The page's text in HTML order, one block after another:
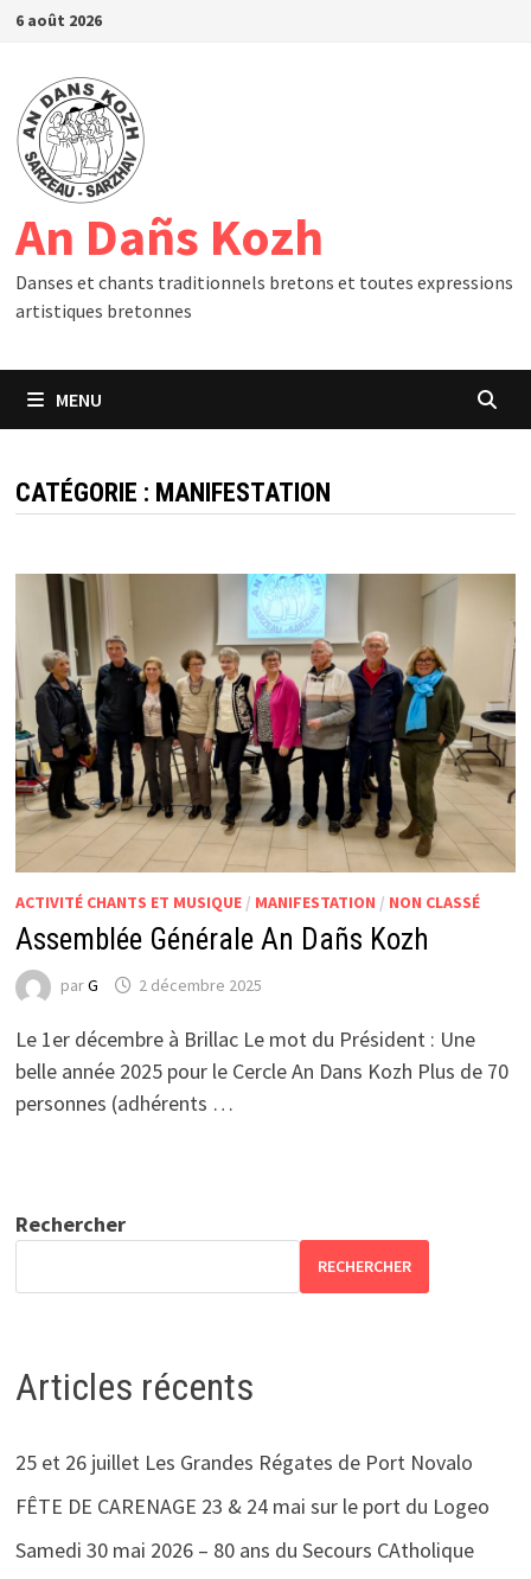
Passer
contenu
6 août 2026
An Dañs Kozh
Danses et chants traditionnels bretons et toutes expressions
artistiques bretonnes
MENU
CATÉGORIE : MANIFESTATION
ACTIVITÉ CHANTS ET MUSIQUE/ MANIFESTATION / NON CLASSÉ
Assemblée Générale An Dañs Kozh
parG 2 décembre 2025
Le 1er décembre à Brillac Le mot du Président : Une
belle année 2025 pour le Cercle An Dans Kozh Plus de 70
personnes (adhérents …
Rechercher
RECHERCHER
Articles récents
25 et 26 juillet Les Grandes Régates de Port Novalo
FÊTE DE CARENAGE 23 & 24 mai sur le port du Logeo
Samedi 30 mai 2026 – 80 ans du Secours CAtholique